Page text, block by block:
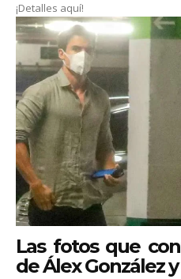
¡Detalles aquí!
Las fotos que
de Álex González